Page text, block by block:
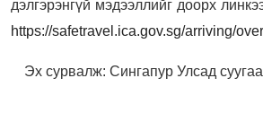
дэлгэрэнгүй мэдээллийг доорх
https://safetravel.ica.gov.sg/arriving/
Эх сурвалж: ​​​Сингапур Улсад